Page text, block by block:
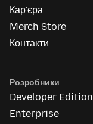
Кар'єра
Merch Store
Контакти
Розробники
Developer Edition
Enterprise